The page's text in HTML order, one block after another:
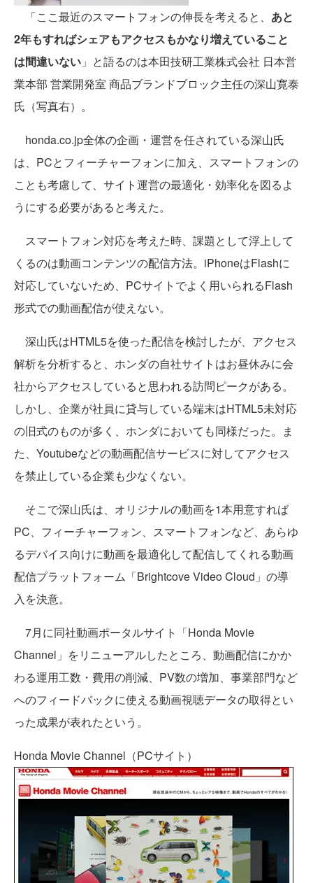
「ここ最近のスマートフォンの伸長を考えると、 あと
2年もすればシェアもアクセスもかなり増えていること
は間違いない 」と語るのは本田技研工業株式会社 日本営
業本部 営業開発室 商品ブランドブロック主任の深山寛泰
氏（写真右）。
honda.co.jp全体の企画・運営を任されている深山氏
は、PCとフィーチャーフォンに加え、スマートフォンの
ことも考慮して、サイト運営の最適化・効率化を図るよ
うにする必要があると考えた。
スマートフォン対応を考えた時、課題として浮上して
くるのは動画コンテンツの配信方法。iPhoneはFlashに
対応していないため、PCサイトでよく用いられるFlash
形式での動画配信が使えない。
深山氏はHTML5を使った配信を検討したが、アクセス
解析を分析すると、ホンダの自社サイトはお昼休みに会
社からアクセスしていると思われる訪問ピークがある。
しかし、企業が社員に貸与している端末はHTML5未対応
の旧式のものが多く、ホンダにおいても同様だった。ま
た、Youtubeなどの動画配信サービスに対してアクセス
を禁止している企業も少なくない。
そこで深山氏は、オリジナルの動画を1本用意すれば
PC、フィーチャーフォン、スマートフォンなど、あらゆ
るデバイス向けに動画を最適化して配信してくれる動画
配信プラットフォーム「Brightcove Video Cloud」の導
入を決意。
7月に同社動画ポータルサイト「Honda Movie
Channel」をリニューアルしたところ、動画配信にかか
わる運用工数・費用の削減、PV数の増加、事業部門など
へのフィードバックに使える動画視聴データの取得とい
った成果が表れたという。
Honda Movie Channel（PCサイト）